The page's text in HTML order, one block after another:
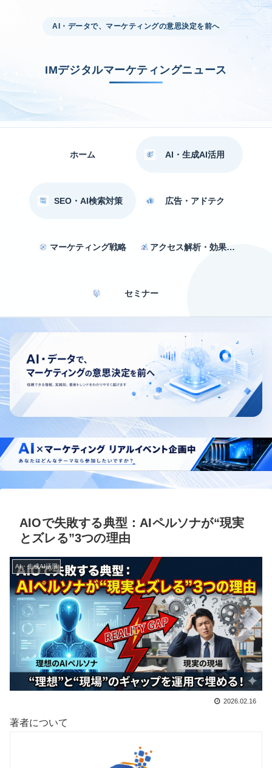
AI・データで、マーケティングの意思決定を前へ
IMデジタルマーケティングニュース
ホーム AI・生成AI活用
SEO・AI検索対策 広告・アドテク
マーケティング戦略 アクセス解析・効果測定
セミナー
AIOで失敗する典型：AIペルソナが“現実
とズレる”3つの理由
AI・生成AI活用
2026.02.16
著者について